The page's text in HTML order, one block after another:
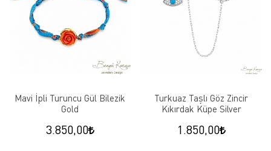
Mavi İpli Turuncu Gül Bilezik
Gold
3.850,00
Turkuaz Taşlı Göz Zincir
Kıkırdak Küpe Silver
1.850,00